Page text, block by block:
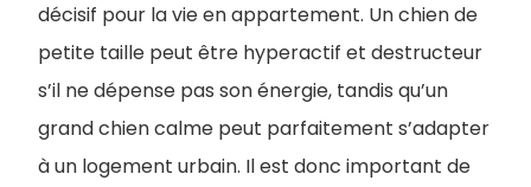
décisif pour la vie en appartement. Un chien de
petite taille peut être hyperactif et destructeur
s’il ne dépense pas son énergie, tandis qu’un
grand chien calme peut parfaitement s’adapter
à un logement urbain. Il est donc important de